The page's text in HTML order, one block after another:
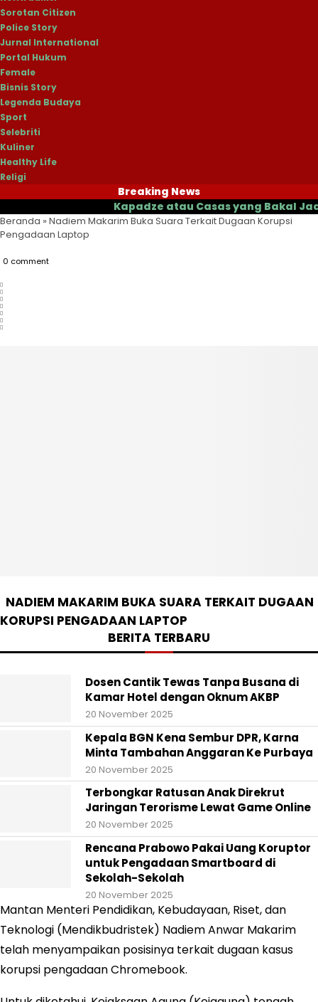
Sorotan Citizen
Police Story
Jurnal International
Portal Hukum
Female
Bisnis Story
Legenda Budaya
Sport
Selebriti
Kuliner
Healthy Life
Religi
Breaking News
Kapadze atau Casas yang Bakal Jadi
Beranda »Nadiem Makarim Buka Suara Terkait Dugaan Korupsi
Pengadaan Laptop
0 comment
NADIEM MAKARIM BUKA SUARA TERKAIT DUGAAN
KORUPSI PENGADAAN LAPTOP
BERITA TERBARU
Dosen Cantik Tewas Tanpa Busana di
Kamar Hotel dengan Oknum AKBP
20 November 2025
Kepala BGN Kena Sembur DPR, Karna
Minta Tambahan Anggaran Ke Purbaya
20 November 2025
Terbongkar Ratusan Anak Direkrut
Jaringan Terorisme Lewat Game Online
20 November 2025
Rencana Prabowo Pakai Uang Koruptor
untuk Pengadaan Smartboard di
Sekolah-Sekolah
20 November 2025
Mantan Menteri Pendidikan, Kebudayaan, Riset, dan
Teknologi (Mendikbudristek) Nadiem Anwar Makarim
telah menyampaikan posisinya terkait dugaan kasus
korupsi pengadaan Chromebook.